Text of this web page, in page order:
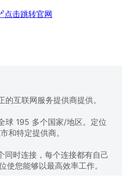
点击跳转官网
互联网服务提供商提供。
球 195 多个国家/地区。定位
和特定提供商。
同时连接，每个连接都有自己
使您能够以最高效率工作。